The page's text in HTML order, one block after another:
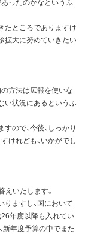
ったのかなというふ
たところでありますけ
拡大に努めていきたい
方法は広報を使いな
い状況にあるというふ
ので、今後、しっかり
けれども、いかがでし
えいたします。
ますし、国において
26年度以降も入れてい
新年度予算の中でまた